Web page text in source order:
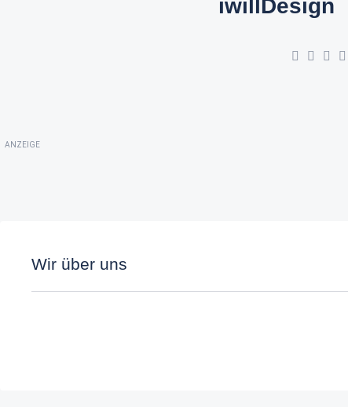
iwillDesign
ANZEIGE
Wir über uns